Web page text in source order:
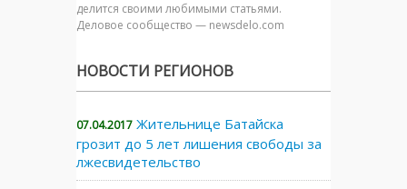
делится своими любимыми статьями.
Деловое сообщество — newsdelo.com
НОВОСТИ РЕГИОНОВ
07.04.2017 Жительнице Батайска
грозит до 5 лет лишения свободы за
лжесвидетельство